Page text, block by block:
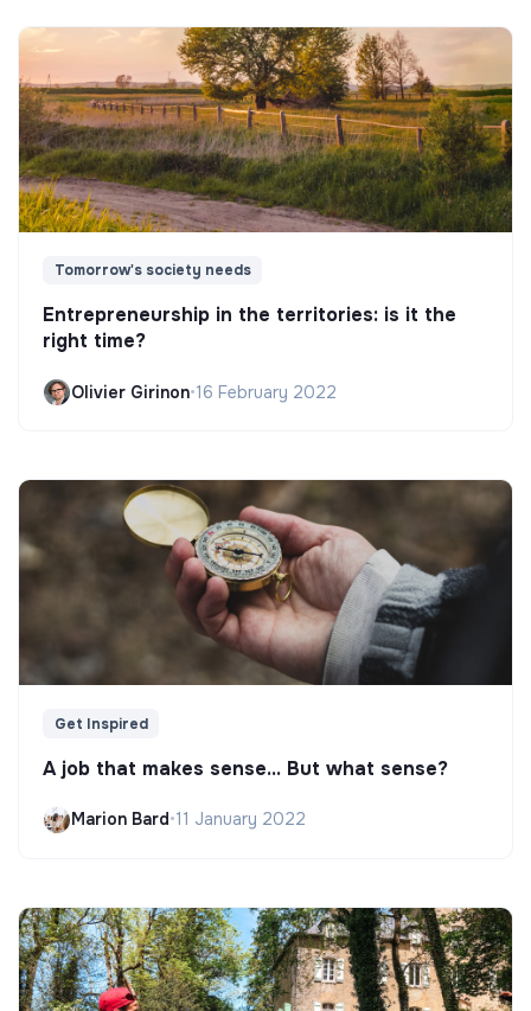
Tomorrow's society needs
Entrepreneurship in the territories: is it the
right time?
Olivier Girinon•16 February 2022
Get Inspired
A job that makes sense... But what sense?
Marion Bard•11 January 2022